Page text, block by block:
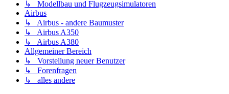
↳ Modellbau und Flugzeugsimulatoren
Airbus
↳ Airbus - andere Baumuster
↳ Airbus A350
↳ Airbus A380
Allgemeiner Bereich
↳ Vorstellung neuer Benutzer
↳ Forenfragen
↳ alles andere